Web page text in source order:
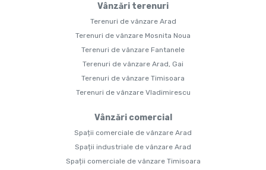
Vânzări terenuri
Terenuri de vânzare Arad
Terenuri de vânzare Mosnita Noua
Terenuri de vânzare Fantanele
Terenuri de vânzare Arad, Gai
Terenuri de vânzare Timisoara
Terenuri de vânzare Vladimirescu
Vânzări comercial
Spații comerciale de vânzare Arad
Spații industriale de vânzare Arad
Spații comerciale de vânzare Timisoara